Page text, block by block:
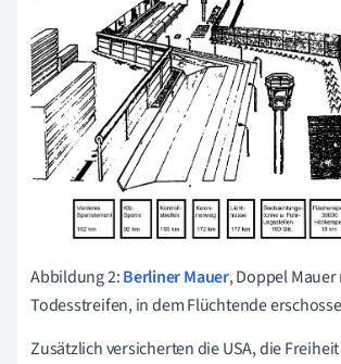
Abbildung 2:Berliner Mauer, Doppel
Todesstreifen, in dem Flüchtende
Zusätzlich versicherten die USA, die